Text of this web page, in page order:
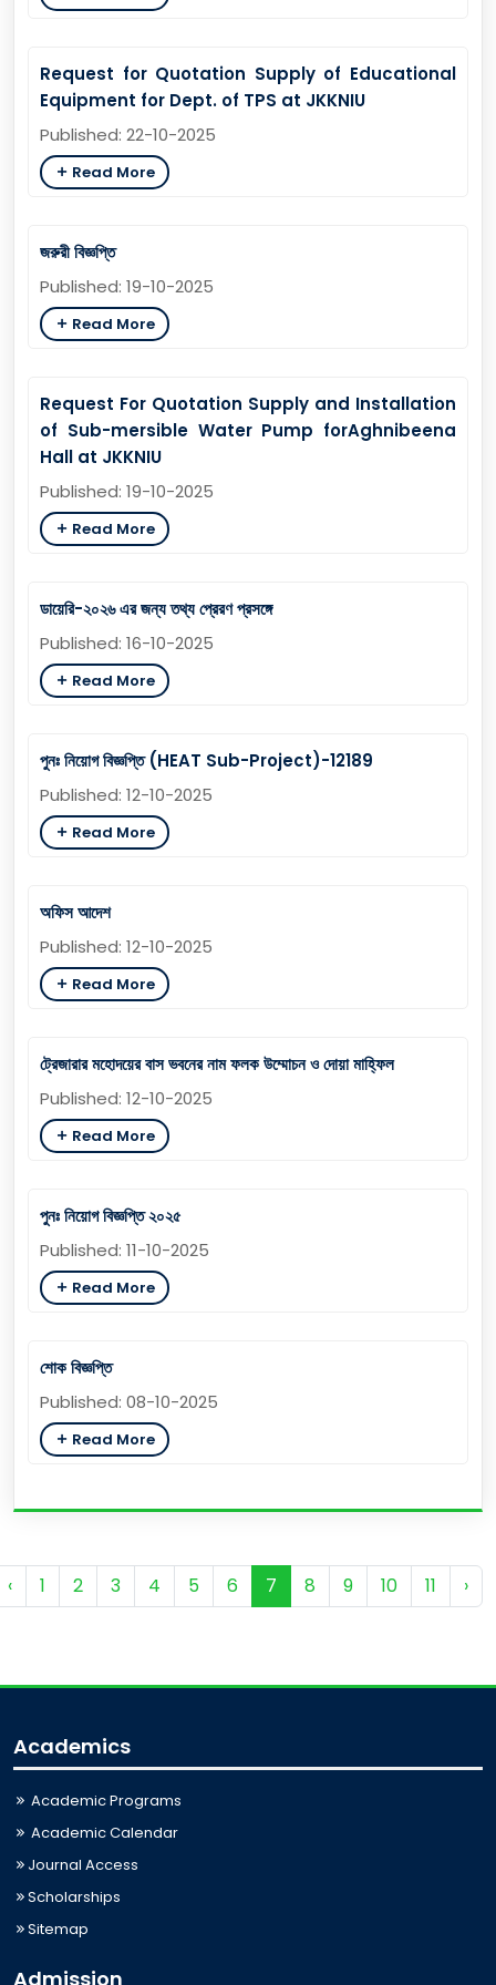
Request for Quotation Supply of Educational
Equipment for Dept. of TPS at JKKNIU
Published: 22-10-2025
Read More
জরুরী বিজ্ঞপ্তি
Published: 19-10-2025
Read More
Request For Quotation Supply and Installation
of Sub-mersible Water Pump forAghnibeena
Hall at JKKNIU
Published: 19-10-2025
Read More
ডায়েরি-২০২৬ এর জন্য তথ্য প্রেরণ প্রসঙ্গে
Published: 16-10-2025
Read More
পুনঃ নিয়োগ বিজ্ঞপ্তি (HEAT Sub-Project)-12189
Published: 12-10-2025
Read More
অফিস আদেশ
Published: 12-10-2025
Read More
ট্রেজারার মহোদয়ের বাস ভবনের নাম ফলক উম্মোচন ও দোয়া মাহ্ফিল
Published: 12-10-2025
Read More
পুনঃ নিয়োগ বিজ্ঞপ্তি ২০২৫
Published: 11-10-2025
Read More
শোক বিজ্ঞপ্তি
Published: 08-10-2025
Read More
‹ 1 2 3 4 5 6 7 8 9 10 11 ›
Academics
Academic Programs
Academic Calendar
Journal Access
Scholarships
Sitemap
Admission